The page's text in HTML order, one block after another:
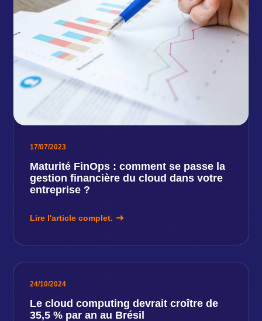
17/07/2023
Maturité FinOps : comment se passe la
gestion financière du cloud dans votre
entreprise ?
Lire l'article complet.
24/10/2024
Le cloud computing devrait croître de
35,5 % par an au Brésil